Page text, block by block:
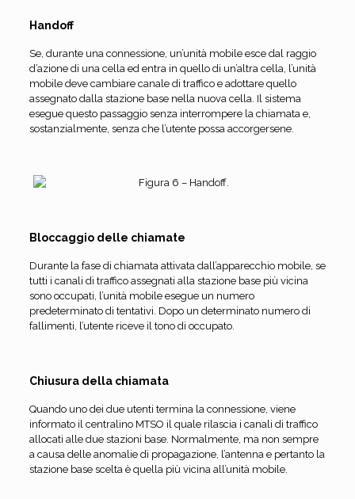
Handoff
Se, durante una connessione, un’unità mobile esce dal raggio
d’azione di una cella ed entra in quello di un’altra cella, l’unità
mobile deve cambiare canale di traffico e adottare quello
assegnato dalla stazione base nella nuova cella. Il sistema
esegue questo passaggio senza interrompere la chiamata e,
sostanzialmente, senza che l’utente possa accorgersene.
Bloccaggio delle chiamate
Durante la fase di chiamata attivata dall’apparecchio mobile, se
tutti i canali di traffico assegnati alla stazione base più vicina
sono occupati, l’unità mobile esegue un numero
predeterminato di tentativi. Dopo un determinato numero di
fallimenti, l’utente riceve il tono di occupato.
Chiusura della chiamata
Quando uno dei due utenti termina la connessione, viene
informato il centralino MTSO il quale rilascia i canali di traffico
allocati alle due stazioni base. Normalmente, ma non sempre
a causa delle anomalie di propagazione, l’antenna e pertanto la
stazione base scelta è quella più vicina all’unità mobile.